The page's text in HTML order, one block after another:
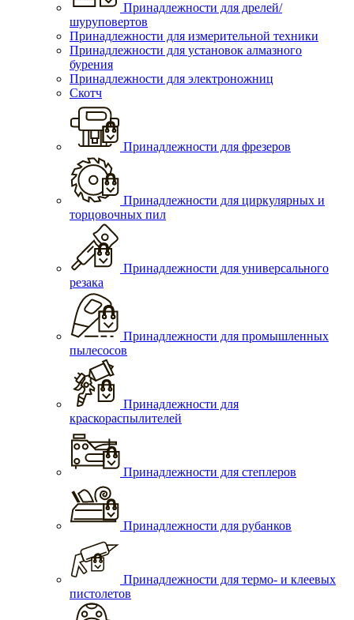
Принадлежности для дрелей/
шуруповертов
Принадлежности для измерительной техники
Принадлежности для установок алмазного
бурения
Принадлежности для электроножниц
Скотч
Принадлежности для фрезеров
Принадлежности для циркулярных и
торцовочных пил
Принадлежности для универсального
резака
Принадлежности для промышленных
пылесосов
Принадлежности для
краскораспылителей
Принадлежности для степлеров
Принадлежности для рубанков
Принадлежности для термо- и клеевых
пистолетов